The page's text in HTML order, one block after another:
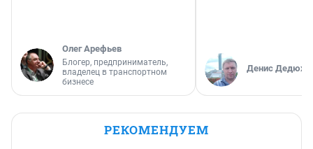
Олег Арефьев
Блогер, предприниматель,
владелец в транспортном
бизнесе
Денис
РЕКОМЕНДУЕМ